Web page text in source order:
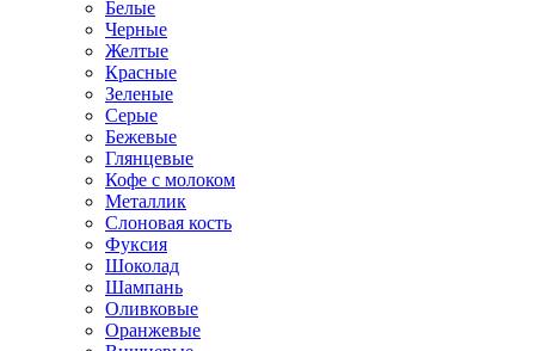
Белые
Черные
Желтые
Красные
Зеленые
Серые
Бежевые
Глянцевые
Кофе с молоком
Металлик
Слоновая кость
Фуксия
Шоколад
Шампань
Оливковые
Оранжевые